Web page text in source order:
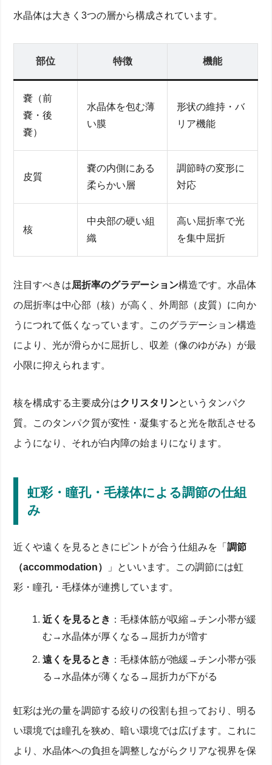
水晶体は大きく3つの層から構成されています。
部位 特徴 機能
嚢（前
嚢・後
嚢）
水晶体を包む薄
い膜
形状の維持・バ
リア機能
皮質
嚢の内側にある
柔らかい層
調節時の変形に
対応
核
中央部の硬い組
織
高い屈折率で光
を集中屈折
注目すべきは屈折率のグラデーション構造です。水晶体
の屈折率は中心部（核）が高く、外周部（皮質）に向か
うにつれて低くなっています。このグラデーション構造
により、光が滑らかに屈折し、収差（像のゆがみ）が最
小限に抑えられます。
核を構成する主要成分はクリスタリンというタンパク
質。このタンパク質が変性・凝集すると光を散乱させる
ようになり、それが白内障の始まりになります。
虹彩・瞳孔・毛様体による調節の仕組
み
近くや遠くを見るときにピントが合う仕組みを「調節
（accommodation）
」といいます。この調節には虹
彩・瞳孔・毛様体が連携しています。
近くを見るとき ：毛様体筋が収縮→チン小帯が緩
む→水晶体が厚くなる→屈折力が増す
遠くを見るとき ：毛様体筋が弛緩→チン小帯が張
る→水晶体が薄くなる→屈折力が下がる
虹彩は光の量を調節する絞りの役割も担っており、明る
い環境では瞳孔を狭め、暗い環境では広げます。これに
より、水晶体への負担を調整しながらクリアな視界を保